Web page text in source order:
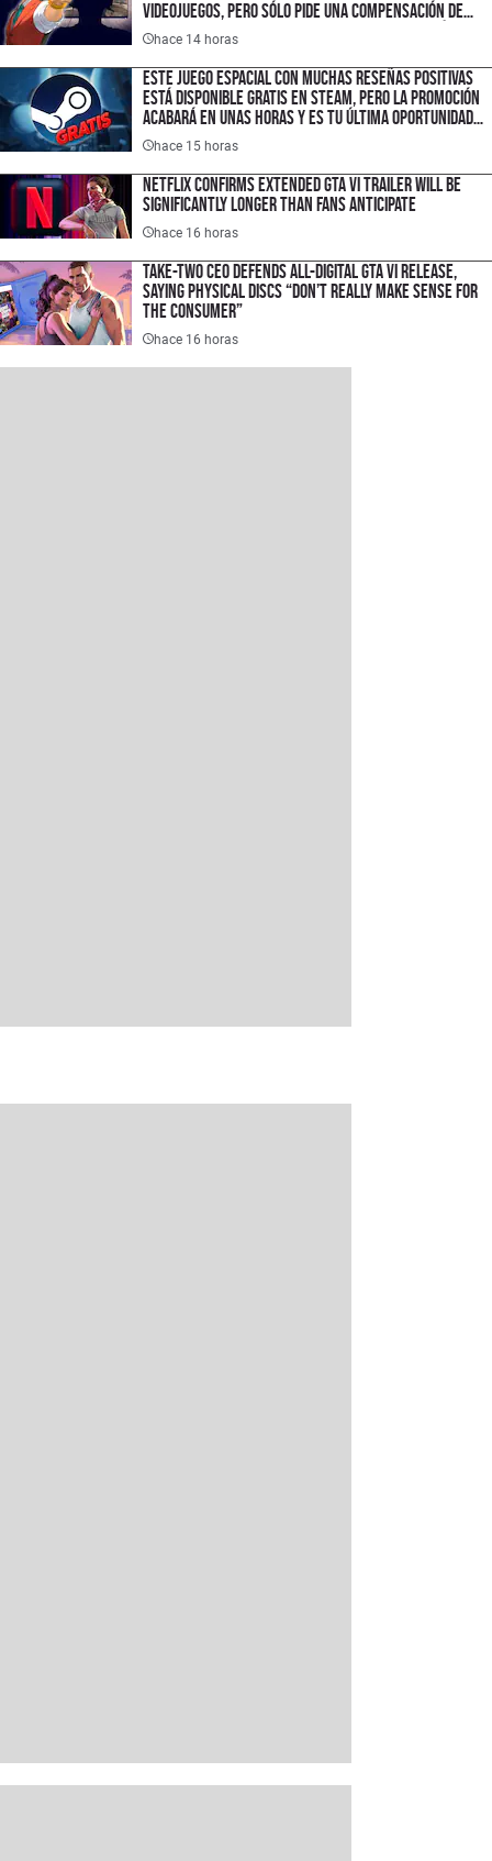
videojuegos, pero sólo pide una compensación de
$1.50 USD porque quiere hacer un cambio histórico
en la industria
hace 14 horas
Este juego espacial con muchas reseñas positivas
está disponible gratis en Steam, pero la promoción
acabará en unas horas y es tu última oportunidad
para ahorrar $300 pesos
hace 15 horas
Netflix Confirms Extended GTA VI Trailer Will Be
Significantly Longer Than Fans Anticipate
hace 16 horas
Take-Two CEO Defends All-Digital GTA VI Release,
Saying Physical Discs “Don’t Really Make Sense for
the Consumer”
hace 16 horas